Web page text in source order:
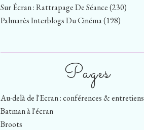
Sur Écran : Rattrapage De Séance(230)
Palmarès Interblogs Du Cinéma(198)
Pages
Au-delà de l'Ecran : conférences & entretiens
Batman à l'écran
Broots